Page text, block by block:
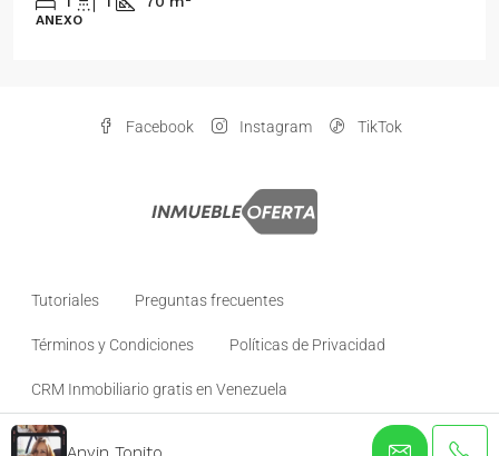
Instagram
Preguntas frecuentes
Términos y Condiciones
CRM Inmobiliario gratis en Venezuela